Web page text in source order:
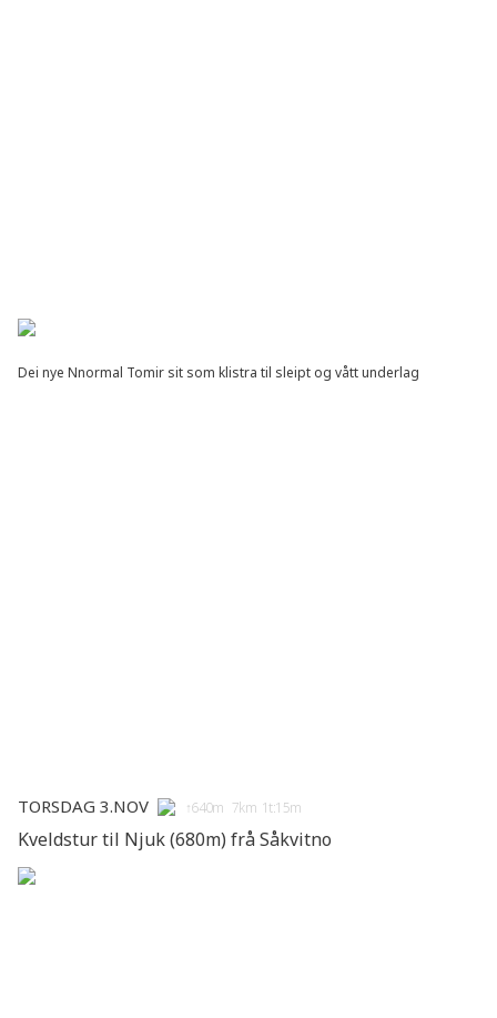
Dei nye Nnormal Tomir sit som klistra til sleipt og vått underlag
Torsdag 3.nov ↑640m 7km 1t:15m
Kveldstur til Njuk (680m) frå Såkvitno